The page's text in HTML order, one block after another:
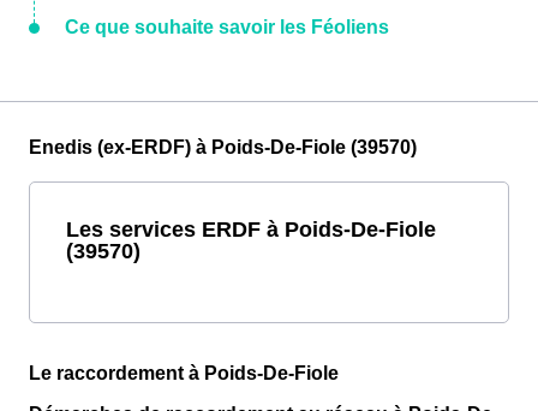
Ce que souhaite savoir les Féoliens
Enedis (ex-ERDF) à Poids-De-Fiole (39570)
Les services ERDF à Poids-De-Fiole
(39570)
Le raccordement à Poids-De-Fiole